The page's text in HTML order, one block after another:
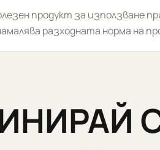
продукт за използване
разходнaта норма на